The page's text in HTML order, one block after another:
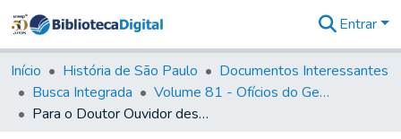
&
Coleções
Tudo na
Biblioteca
Entrar
Início História de São Paulo
Documentos Interessantes
Busca Integrada
Volume 81 - Ofícios do General Martim Lopes de Saldanha (Governador da Capitania)
Para o Doutor Ouvidor desta Comarca Estevão Gomes Teixeira: em Santos.